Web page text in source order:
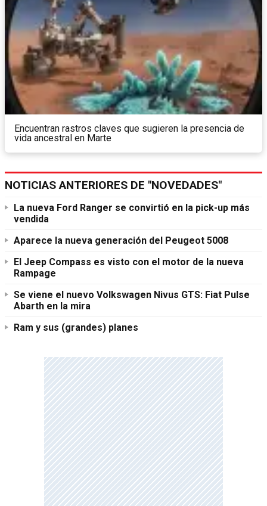
Encuentran rastros claves que sugieren la presencia de
vida ancestral en Marte
NOTICIAS ANTERIORES DE "NOVEDADES"
La nueva Ford Ranger se convirtió en la pick-up más
vendida
Aparece la nueva generación del Peugeot 5008
El Jeep Compass es visto con el motor de la nueva
Rampage
Se viene el nuevo Volkswagen Nivus GTS: Fiat Pulse
Abarth en la mira
Ram y sus (grandes) planes